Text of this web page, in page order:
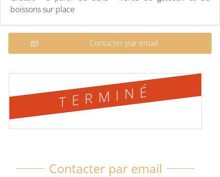
boissons sur place
Contacter par email
TERMINÉ
Contacter par email